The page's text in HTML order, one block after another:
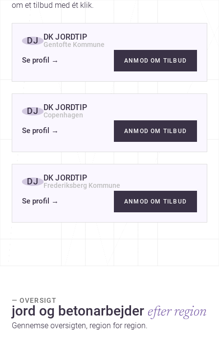
om et tilbud med ét klik.
DJ DK JORDTIP
Gentofte Kommune
Se profil → ANMOD OM TILBUD
DJ DK JORDTIP
Copenhagen
Se profil → ANMOD OM TILBUD
DJ DK JORDTIP
Frederiksberg Kommune
Se profil → ANMOD OM TILBUD
— OVERSIGT
jord og betonarbejder efter region
Gennemse oversigten, region for region.